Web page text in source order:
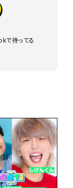
待ってる